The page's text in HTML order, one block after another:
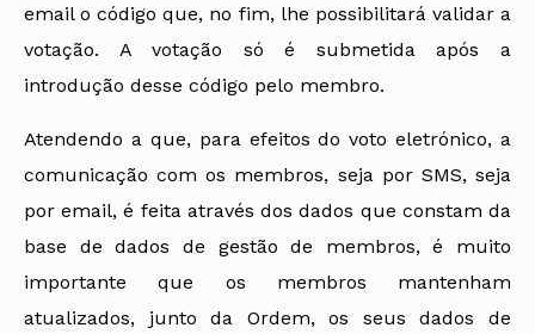
email o código que, no fim, lhe possibilitará validar a
votação. A votação só é submetida após a
introdução desse código pelo membro.
Atendendo a que, para efeitos do voto eletrónico, a
comunicação com os membros, seja por SMS, seja
por email, é feita através dos dados que constam da
base de dados de gestão de membros, é muito
importante que os membros mantenham
atualizados, junto da Ordem, os seus dados de